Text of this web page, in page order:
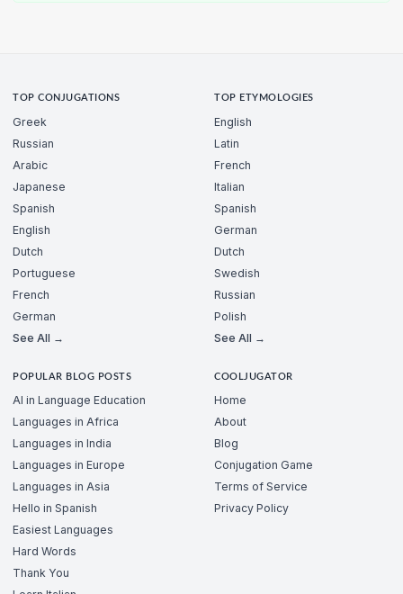
TOP CONJUGATIONS
Greek
Russian
Arabic
Japanese
Spanish
English
Dutch
Portuguese
French
German
See All →
TOP ETYMOLOGIES
English
Latin
French
Italian
Spanish
German
Dutch
Swedish
Russian
Polish
See All →
POPULAR BLOG POSTS
AI in Language Education
Languages in Africa
Languages in India
Languages in Europe
Languages in Asia
Hello in Spanish
Easiest Languages
Hard Words
Thank You
COOLJUGATOR
Home
About
Blog
Conjugation Game
Terms of Service
Privacy Policy